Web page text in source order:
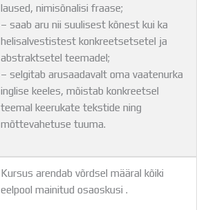
laused, nimisõnalisi fraase;
– saab aru nii suulisest kõnest kui ka
helisalvestistest konkreetsetsetel ja
abstraktsetel teemadel;
– selgitab arusaadavalt oma vaatenurka
inglise keeles, mõistab konkreetsel
teemal keerukate tekstide ning
mõttevahetuse tuuma.
Kursus arendab võrdsel määral kõiki
eelpool mainitud osaoskusi .